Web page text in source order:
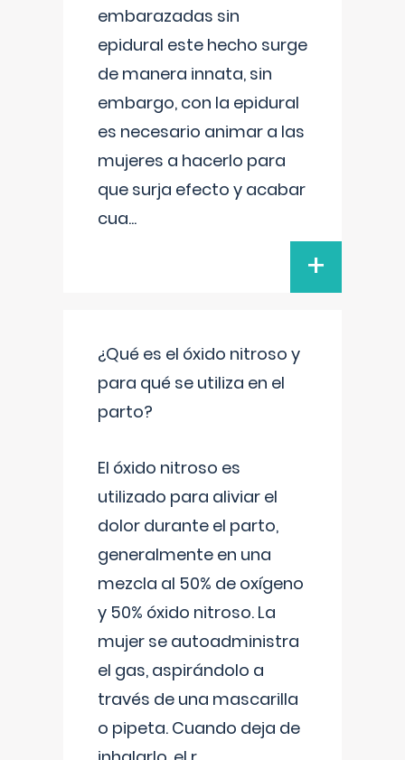
embarazadas sin
epidural este hecho surge
de manera innata, sin
embargo, con la epidural
es necesario animar a las
mujeres a hacerlo para
que surja efecto y acabar
cua...
+
¿Qué es el óxido nitroso y
para qué se utiliza en el
parto?
El óxido nitroso es
utilizado para aliviar el
dolor durante el parto,
generalmente en una
mezcla al 50% de oxígeno
y 50% óxido nitroso. La
mujer se autoadministra
el gas, aspirándolo a
través de una mascarilla
o pipeta. Cuando deja de